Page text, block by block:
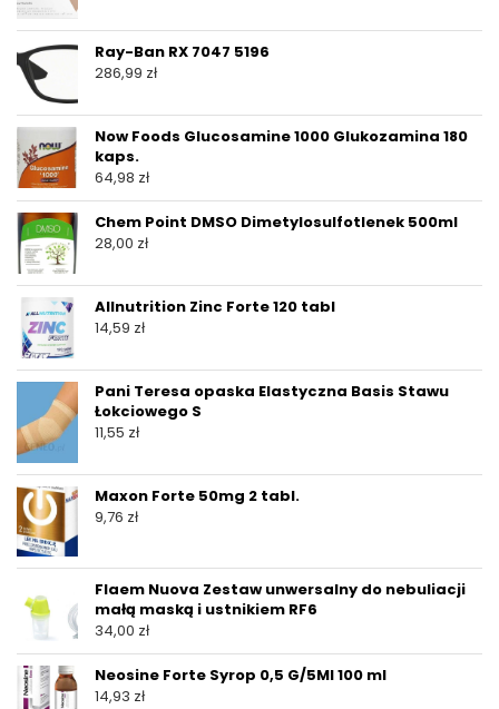
Ray-Ban RX 7047 5196
286,99 zł
Now Foods Glucosamine 1000 Glukozamina 180
kaps.
64,98 zł
Chem Point DMSO Dimetylosulfotlenek 500ml
28,00 zł
Allnutrition Zinc Forte 120 tabl
14,59 zł
Pani Teresa opaska Elastyczna Basis Stawu
Łokciowego S
11,55 zł
Maxon Forte 50mg 2 tabl.
9,76 zł
Flaem Nuova Zestaw unwersalny do nebuliacji
małą maską i ustnikiem RF6
34,00 zł
Neosine Forte Syrop 0,5 G/5Ml 100 ml
14,93 zł